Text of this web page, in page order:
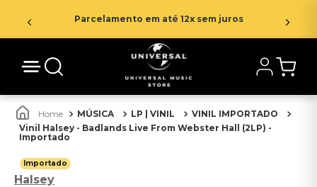
Parcelamento em até 12x sem juros
MÚSICA LP | VINIL
VINIL IMPORTADO
Vinil Halsey - Badlands Live From Webster Hall (2LP) -
Importado
Importado
Halsey